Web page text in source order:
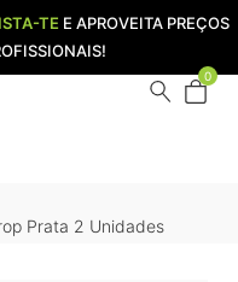
TE E APROVEITA PREÇOS
0
Prata 2 Unidades